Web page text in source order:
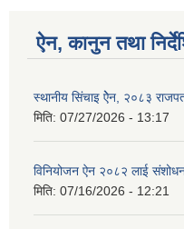
ऐन, कानुन तथा
स्थानीय सिंचाइ ऐेन, २०८३
मिति: 07/27/2026 - 13:17
विनियोजन ऐन २०८२ लाई
मिति: 07/16/2026 - 12:21